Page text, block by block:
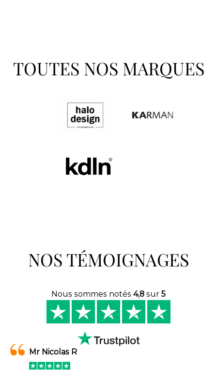
TOUTES NOS MARQUES
NOS TÉMOIGNAGES
Nous sommes notés 4,8 sur 5
Mr Nicolas R